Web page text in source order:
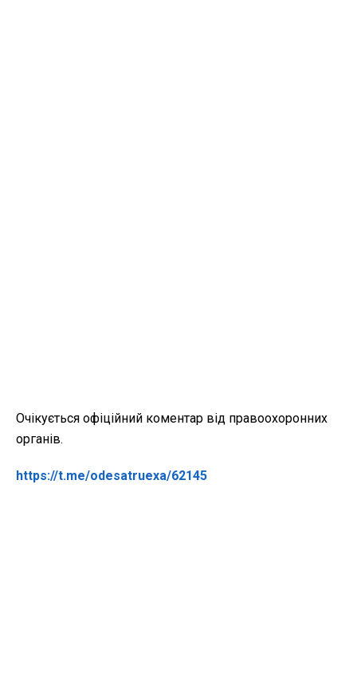
Очікується офіційний коментар від правоохоронних
органів.
https://t.me/odesatruexa/62145